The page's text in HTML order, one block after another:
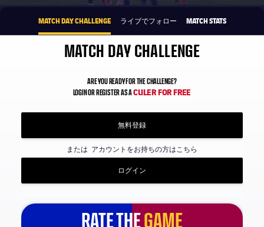
MATCH DAY CHALLENGE ライブでフォロー MATCH STATS
MATCH DAY CHALLENGE
ARE YOU READY FOR THE CHALLENGE?
LOGIN OR REGISTER AS ACULER FOR FREE
無料登録
または アカウントをお持ちの方はこちら
ログイン
RATE THEGAME